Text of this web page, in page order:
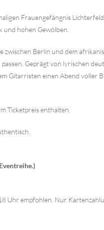
Frauengefängnis
und hohen Gewölben.
zwischen Berlin und dem
Geprägt von lyrischen
Gitarristen einen Abend voller
Ticketpreis enthalten.
Uhr empfohlen. Nur